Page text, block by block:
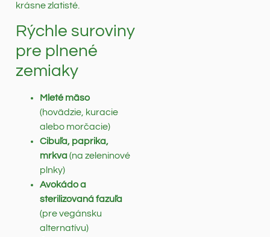
krásne zlatisté.
Rýchle suroviny
pre plnené
zemiaky
Mleté mäso
(hovädzie, kuracie
alebo morčacie)
Cibuľa, paprika,
mrkva(na zeleninové
plnky)
Avokádo a
sterilizovaná fazuľa
(pre vegánsku
alternatívu)